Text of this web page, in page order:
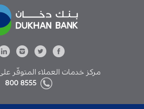
مركز خدمات العملاء المتوفّر
8555 800